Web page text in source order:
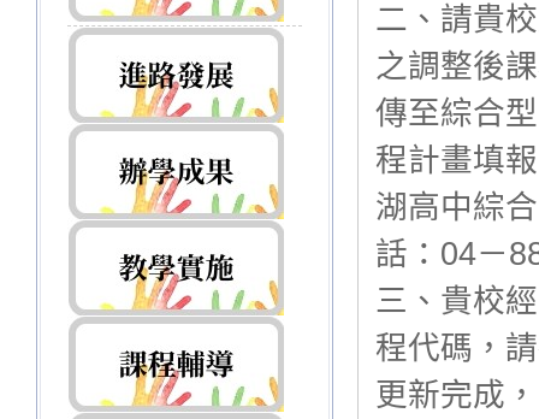
二、請貴
之調整後
傳至綜合
程計畫填
湖高中綜
話：04－
三、貴校
程代碼，
更新完成